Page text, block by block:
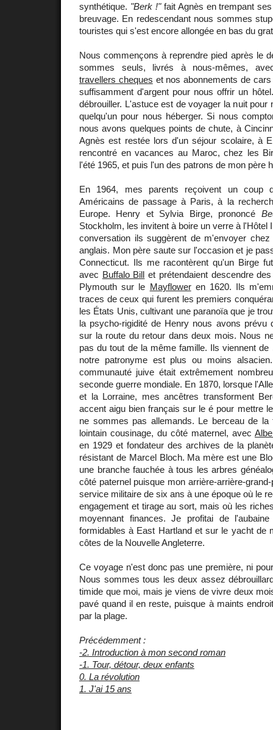
synthétique. "Berk !"fait Agnès en trempant
breuvage. En redescendant nous sommes
touristes qui s'est encore allongée en bas du
Nous commençons à reprendre pied après le
sommes seuls, livrés à nous-mêmes,
travellers cheques et nos abonnements de
suffisamment d'argent pour nous offrir un
débrouiller. L'astuce est de voyager la nuit pour
quelqu'un pour nous héberger. Si nous
nous avons quelques points de chute, à
Agnès est restée lors d'un séjour scolaire, à
rencontré en vacances au Maroc, chez les
l'été 1965, et puis l'un des patrons de mon père
En 1964, mes parents reçoivent un coup
Américains de passage à Paris, à la
Europe. Henry et Sylvia Birge, prononcé
Stockholm, les invitent à boire un verre à l'Hôtel
conversation ils suggèrent de m'envoyer
anglais. Mon père saute sur l'occasion et je
Connecticut. Ils me racontèrent qu'un Birge
avec Buffalo Bill et prétendaient descendre
Plymouth sur le Mayfloweren 1620. Ils
traces de ceux qui furent les premiers
les États Unis, cultivant une paranoïa que je
la psycho-rigidité de Henry nous avons prévu
sur la route du retour dans deux mois. Nous
pas du tout de la même famille. Ils viennent de
notre patronyme est plus ou moins
communauté juive était extrêmement
seconde guerre mondiale. En 1870, lorsque
et la Lorraine, mes ancêtres transforment
accent aigu bien français sur le é pour mettre
ne sommes pas allemands. Le berceau de la
lointain cousinage, du côté maternel, avec
en 1929 et fondateur des archives de la
résistant de Marcel Bloch. Ma mère est une
une branche fauchée à tous les arbres
côté paternel puisque mon arrière-arrière-
service militaire de six ans à une époque où le
engagement et tirage au sort, mais où les
moyennant finances. Je profitai de
formidables à East Hartland et sur le yacht de
côtes de la Nouvelle Angleterre.
Ce voyage n'est donc pas une première, ni
Nous sommes tous les deux assez
timide que moi, mais je viens de vivre deux
pavé quand il en reste, puisque à maints
par la plage.
Précédemment :
-2. Introduction à mon second roman
-1. Tour, détour, deux enfants
0. La révolution
1. J'ai 15 ans